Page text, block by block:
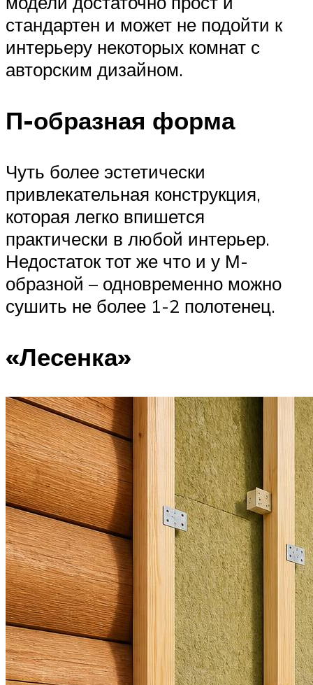
стандартен и может не подойти к
интерьеру некоторых комнат с
авторским дизайном.
П-образная форма
Чуть более эстетически
привлекательная конструкция,
которая легко впишется
практически в любой интерьер.
Недостаток тот же что и у М-
образной – одновременно можно
сушить не более 1-2 полотенец.
«Лесенка»